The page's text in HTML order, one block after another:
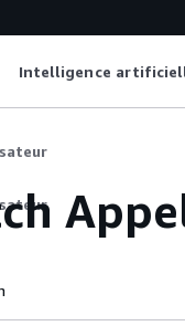
Intelligence